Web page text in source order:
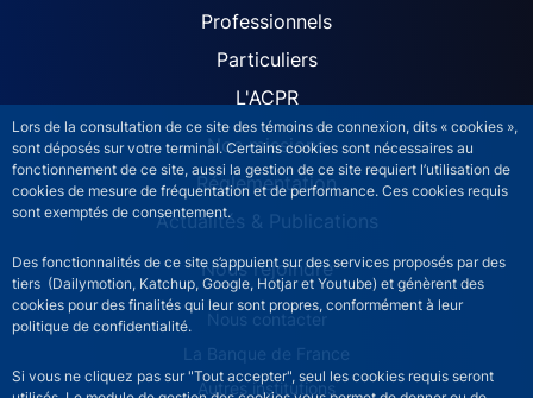
Lors de la consultation de ce site des témoins de connexion, dits « cookies »,
sont déposés sur votre terminal. Certains cookies sont nécessaires au
fonctionnement de ce site, aussi la gestion de ce site requiert l’utilisation de
cookies de mesure de fréquentation et de performance. Ces cookies requis
sont exemptés de consentement.
Des fonctionnalités de ce site s’appuient sur des services proposés par des
tiers (Dailymotion, Katchup, Google, Hotjar et Youtube) et génèrent des
cookies pour des finalités qui leur sont propres, conformément à leur
politique de confidentialité.
Si vous ne cliquez pas sur "Tout accepter", seul les cookies requis seront
ACPR site navigation
Professionnels
Particuliers
L'ACPR
Nos missions
Réglementation
Actualités & Publications
Nous rejoindre
ACPR footer secondary menu (French)
Nous contacter
La Banque de France
Autres institutions